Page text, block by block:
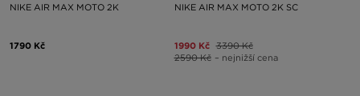
NIKE AIR MAX MOTO 2K
1790 Kč
NIKE AIR MAX MOTO 2K SC
1990 Kč 3390 Kč
2590 Kč – nejnižší cena